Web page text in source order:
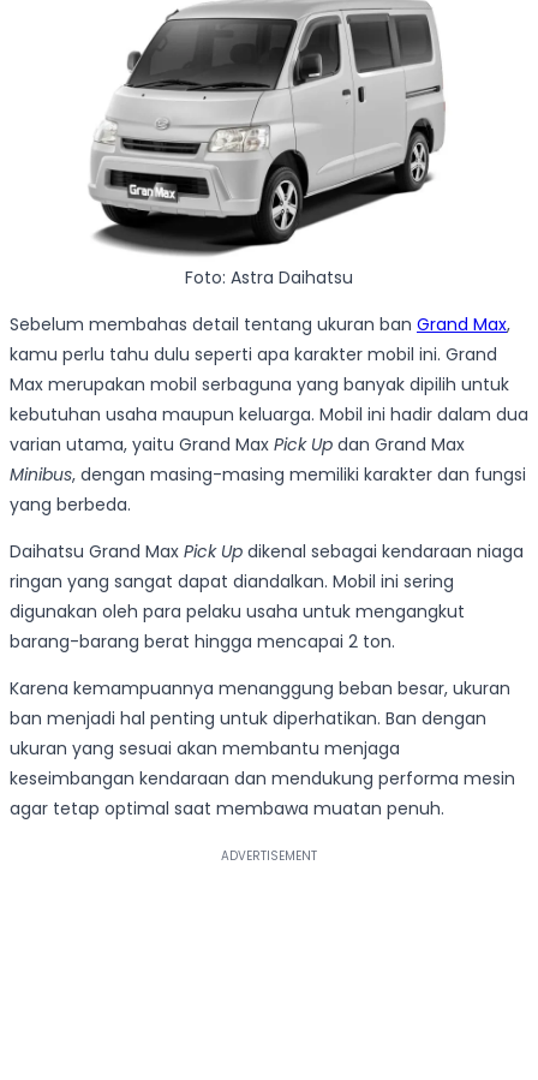
Foto: Astra Daihatsu
Sebelum membahas detail tentang ukuran ban Grand Max,
kamu perlu tahu dulu seperti apa karakter mobil ini. Grand
Max merupakan mobil serbaguna yang banyak dipilih untuk
kebutuhan usaha maupun keluarga. Mobil ini hadir dalam dua
varian utama, yaitu Grand Max Pick Up dan Grand Max
Minibus, dengan masing-masing memiliki karakter dan fungsi
yang berbeda.
Daihatsu Grand Max Pick Up dikenal sebagai kendaraan niaga
ringan yang sangat dapat diandalkan. Mobil ini sering
digunakan oleh para pelaku usaha untuk mengangkut
barang-barang berat hingga mencapai 2 ton.
Karena kemampuannya menanggung beban besar, ukuran
ban menjadi hal penting untuk diperhatikan. Ban dengan
ukuran yang sesuai akan membantu menjaga
keseimbangan kendaraan dan mendukung performa mesin
agar tetap optimal saat membawa muatan penuh.